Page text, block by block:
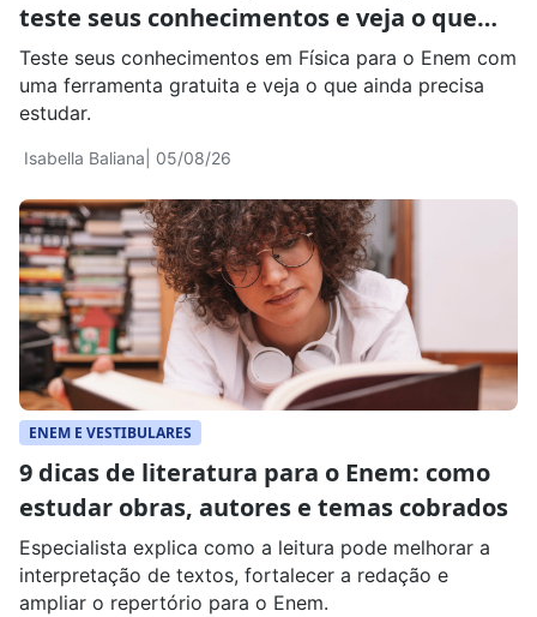
teste seus conhecimentos e veja o que
revisar
Isabella Baliana | 05/08/26
Teste seus conhecimentos em Física para o Enem com
uma ferramenta gratuita e veja o que ainda precisa
estudar.
ENEM E VESTIBULARES
9 dicas de literatura para o Enem: como
estudar obras, autores e temas cobrados
Especialista explica como a leitura pode melhorar a
interpretação de textos, fortalecer a redação e
ampliar o repertório para o Enem.